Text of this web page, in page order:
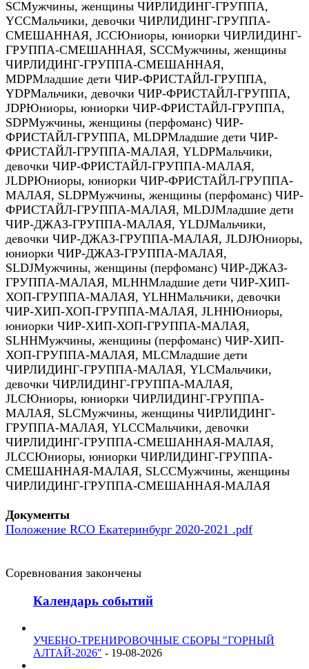
SCМужчины, женщины ЧИРЛИДИНГ-ГРУППА,
YCCМальчики, девочки ЧИРЛИДИНГ-ГРУППА-
СМЕШАННАЯ, JCCЮниоры, юниорки ЧИРЛИДИНГ-
ГРУППА-СМЕШАННАЯ, SCCМужчины, женщины
ЧИРЛИДИНГ-ГРУППА-СМЕШАННАЯ,
MDPМладшие дети ЧИР-ФРИСТАЙЛ-ГРУППА,
YDPМальчики, девочки ЧИР-ФРИСТАЙЛ-ГРУППА,
JDPЮниоры, юниорки ЧИР-ФРИСТАЙЛ-ГРУППА,
SDPМужчины, женщины (перфоманс) ЧИР-
ФРИСТАЙЛ-ГРУППА, MLDPМладшие дети ЧИР-
ФРИСТАЙЛ-ГРУППА-МАЛАЯ, YLDPМальчики,
девочки ЧИР-ФРИСТАЙЛ-ГРУППА-МАЛАЯ,
JLDPЮниоры, юниорки ЧИР-ФРИСТАЙЛ-ГРУППА-
МАЛАЯ, SLDPМужчины, женщины (перфоманс) ЧИР-
ФРИСТАЙЛ-ГРУППА-МАЛАЯ, MLDJМладшие дети
ЧИР-ДЖАЗ-ГРУППА-МАЛАЯ, YLDJМальчики,
девочки ЧИР-ДЖАЗ-ГРУППА-МАЛАЯ, JLDJЮниоры,
юниорки ЧИР-ДЖАЗ-ГРУППА-МАЛАЯ,
SLDJМужчины, женщины (перфоманс) ЧИР-ДЖАЗ-
ГРУППА-МАЛАЯ, MLHHМладшие дети ЧИР-ХИП-
ХОП-ГРУППА-МАЛАЯ, YLHHМальчики, девочки
ЧИР-ХИП-ХОП-ГРУППА-МАЛАЯ, JLHHЮниоры,
юниорки ЧИР-ХИП-ХОП-ГРУППА-МАЛАЯ,
SLHHМужчины, женщины (перфоманс) ЧИР-ХИП-
ХОП-ГРУППА-МАЛАЯ, MLCМладшие дети
ЧИРЛИДИНГ-ГРУППА-МАЛАЯ, YLCМальчики,
девочки ЧИРЛИДИНГ-ГРУППА-МАЛАЯ,
JLCЮниоры, юниорки ЧИРЛИДИНГ-ГРУППА-
МАЛАЯ, SLCМужчины, женщины ЧИРЛИДИНГ-
ГРУППА-МАЛАЯ, YLCCМальчики, девочки
ЧИРЛИДИНГ-ГРУППА-СМЕШАННАЯ-МАЛАЯ,
JLCCЮниоры, юниорки ЧИРЛИДИНГ-ГРУППА-
СМЕШАННАЯ-МАЛАЯ, SLCCМужчины, женщины
ЧИРЛИДИНГ-ГРУППА-СМЕШАННАЯ-МАЛАЯ
Документы
Положение RCO Екатеринбург 2020-2021 .pdf
Соревнования закончены
Календарь событий
УЧЕБНО-ТРЕНИРОВОЧНЫЕ СБОРЫ "ГОРНЫЙ
АЛТАЙ-2026" - 19-08-2026